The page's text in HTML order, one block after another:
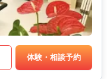
体験・相談予約